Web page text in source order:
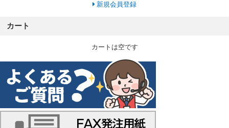
新規会員登録
カート
カートは空です